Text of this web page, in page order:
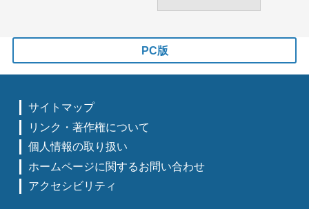
PC版
サイトマップ
リンク・著作権について
個人情報の取り扱い
ホームページに関するお問い合わせ
アクセシビリティ